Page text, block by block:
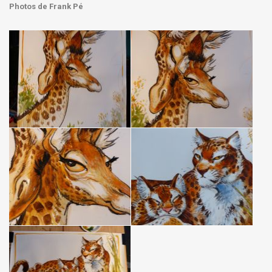
Photos de Frank Pé